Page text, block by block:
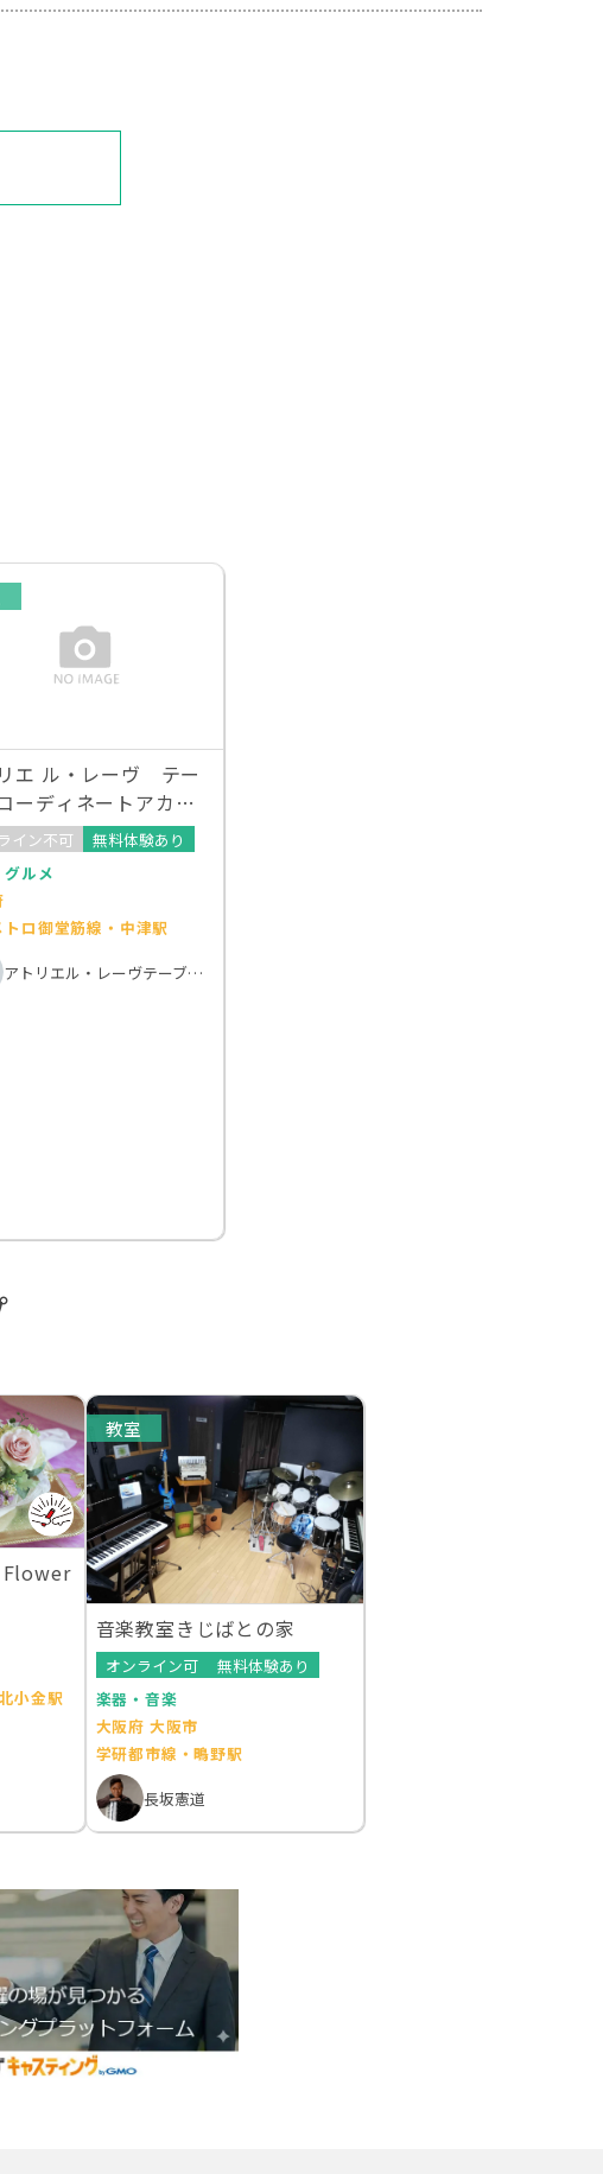
エ ル・レーヴ テー
ーディネートアカデ
阪校
イン不可
無料体験あり
ルメ
トロ御堂筋線・中津駅
アトリエル・レーヴテーブルコーディネートアカデミー
小金駅
教室
音楽教室きじばとの家
オンライン可
無料体験あり
楽器・音楽
大阪府 大阪市
学研都市線・鴫野駅
長坂憲道